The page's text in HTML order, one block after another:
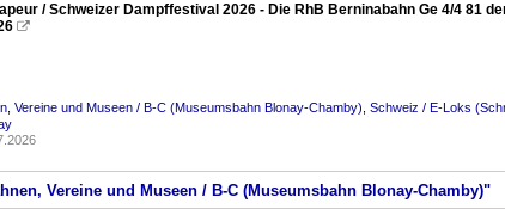
/ Schweizer Dampffestival 2026 - Die RhB Berninabahn Ge 4/4 81

Vereine und Museen / B-C (Museumsbahn Blonay-Chamby) Schweiz / E-Loks
Vereine und Museen / B-C (Museumsbahn Blonay-Chamby)"